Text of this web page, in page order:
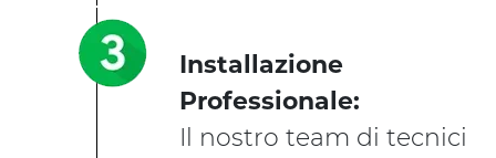
Installazione
Professionale:
Il nostro team di tecnici